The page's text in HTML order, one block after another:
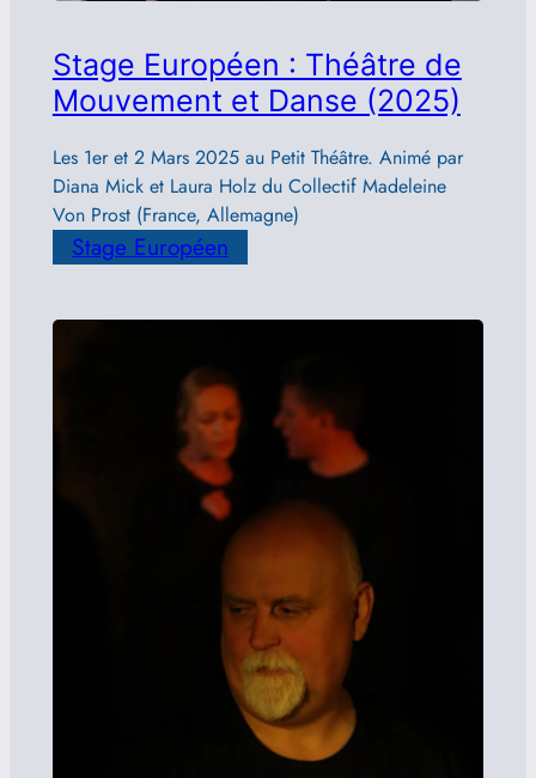
Stage Européen : Théâtre de
Mouvement et Danse (2025)
Les 1er et 2 Mars 2025 au Petit Théâtre. Animé par
Diana Mick et Laura Holz du Collectif Madeleine
Von Prost (France, Allemagne)
Stage Européen